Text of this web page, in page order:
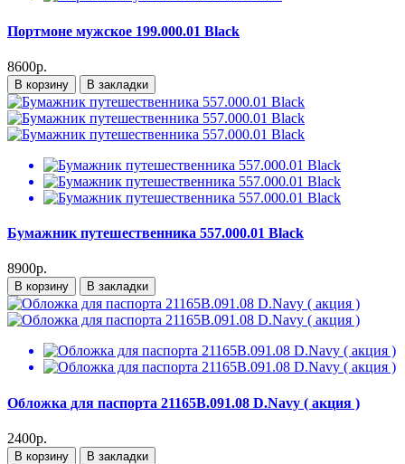
Портмоне мужское 199.000.01 Black
8600р.
В корзину В закладки
Бумажник путешественника 557.000.01 Black
8900р.
В корзину В закладки
Обложка для паспорта 21165B.091.08 D.Navy ( акция )
2400р.
В корзину В закладки